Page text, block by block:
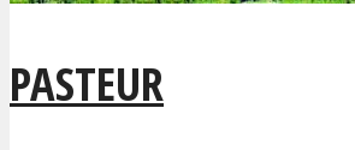
PASTEUR